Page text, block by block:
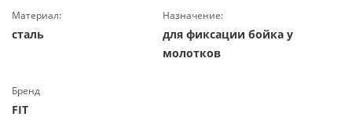
Материал:
сталь
Назначение:
для фиксации бойка у
молотков
Бренд
FIT